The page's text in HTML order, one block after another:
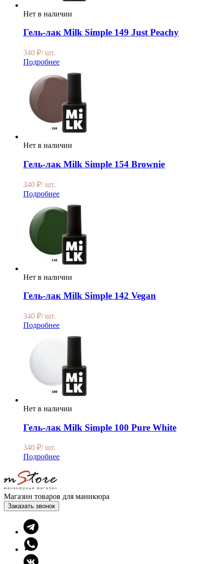
Нет в наличии
Гель-лак Milk Simple 149 Just Peachy
340 ₽/ шт.
Подробнее
Нет в наличии
Гель-лак Milk Simple 154 Brownie
340 ₽/ шт.
Подробнее
Нет в наличии
Гель-лак Milk Simple 142 Vegan
340 ₽/ шт.
Подробнее
Нет в наличии
Гель-лак Milk Simple 100 Pure White
340 ₽/ шт.
Подробнее
Магазин товаров для маникюра
Заказать звонок